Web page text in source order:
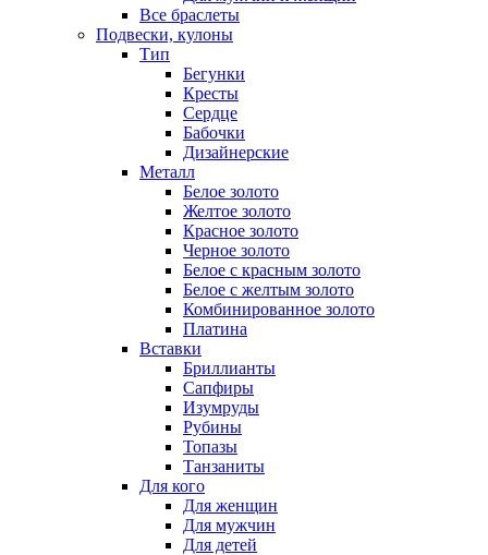
Все браслеты
Подвески, кулоны
Тип
Бегунки
Кресты
Сердце
Бабочки
Дизайнерские
Металл
Белое золото
Желтое золото
Красное золото
Черное золото
Белое с красным золото
Белое с желтым золото
Комбинированное золото
Платина
Вставки
Бриллианты
Сапфиры
Изумруды
Рубины
Топазы
Танзаниты
Для кого
Для женщин
Для мужчин
Для детей